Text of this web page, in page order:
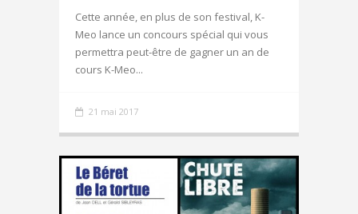
Cette année, en plus de son festival, K-
Meo lance un concours spécial qui vous
permettra peut-être de gagner un an de
cours K-Meo...
21 mai 2017